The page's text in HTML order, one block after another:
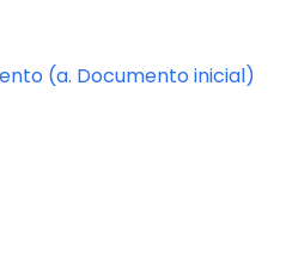
(a. Documento inicial)